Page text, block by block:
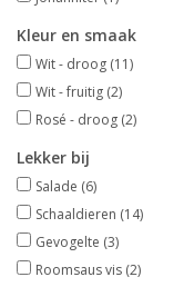
Kleur en smaak
Wit - droog (11)
Wit - fruitig (2)
Rosé - droog (2)
Lekker bij
Salade (6)
Schaaldieren (14)
Gevogelte (3)
Roomsaus vis (2)